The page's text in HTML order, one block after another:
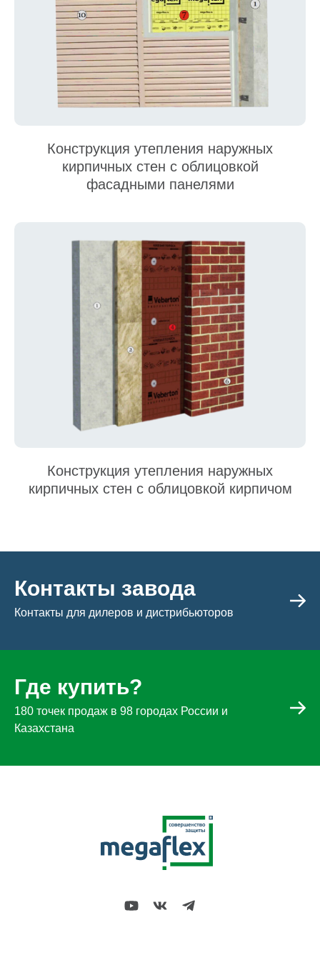
Конструкция утепления наружных
кирпичных стен с облицовкой
фасадными панелями
Конструкция утепления наружных
кирпичных стен с облицовкой кирпичом
Контакты завода
Контакты для дилеров и дистрибьюторов
Где купить?
180 точек продаж в 98 городах России и
Казахстана